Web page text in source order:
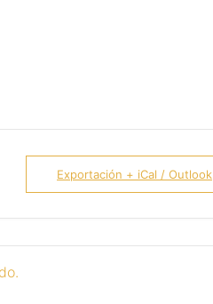
Exportación + iCal / Outlook